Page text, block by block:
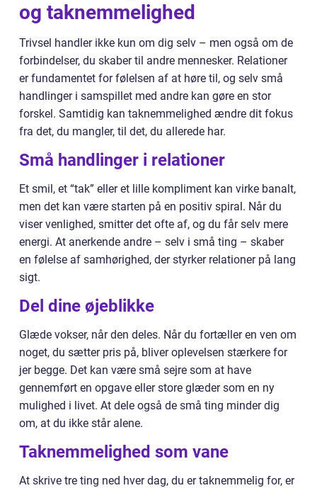
og taknemmelighed
Trivsel handler ikke kun om dig selv – men også om de
forbindelser, du skaber til andre mennesker. Relationer
er fundamentet for følelsen af at høre til, og selv små
handlinger i samspillet med andre kan gøre en stor
forskel. Samtidig kan taknemmelighed ændre dit fokus
fra det, du mangler, til det, du allerede har.
Små handlinger i relationer
Et smil, et “tak” eller et lille kompliment kan virke banalt,
men det kan være starten på en positiv spiral. Når du
viser venlighed, smitter det ofte af, og du får selv mere
energi. At anerkende andre – selv i små ting – skaber
en følelse af samhørighed, der styrker relationer på lang
sigt.
Del dine øjeblikke
Glæde vokser, når den deles. Når du fortæller en ven om
noget, du sætter pris på, bliver oplevelsen stærkere for
jer begge. Det kan være små sejre som at have
gennemført en opgave eller store glæder som en ny
mulighed i livet. At dele også de små ting minder dig
om, at du ikke står alene.
Taknemmelighed som vane
At skrive tre ting ned hver dag, du er taknemmelig for, er